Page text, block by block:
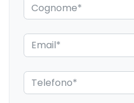
Fari a led
Fari autoadattivi a led
Fari posteriori a led